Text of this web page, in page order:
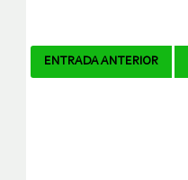
Navegador
ENTRADA ANTERIOR